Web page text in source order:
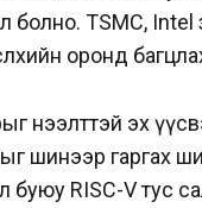
болно. TSMC, Intel
оронд
нээлттэй эх
шинээр гаргах
буюу RISC-V тус